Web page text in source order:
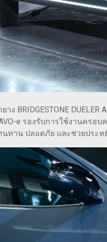
BRIDGESTONE DUELER
e รองรับการใช้งานค
ทาน ปลอดภัย และช่วยประห